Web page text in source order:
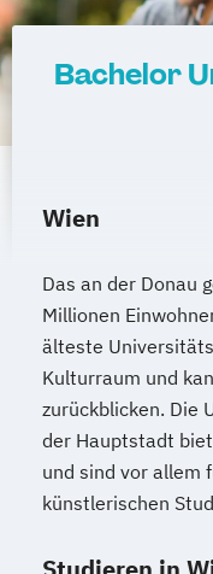
Nachhaltiges
Online
Online
Product
Produktdesign
Psychologie
Public
Public
Pädagogik
Fundamentals
Process
Bachelor
Wien
Das an der Donau
Millionen
älteste
Kulturraum und
zurückblicken. Die
der Hauptstadt
und sind vor allem
künstlerischen